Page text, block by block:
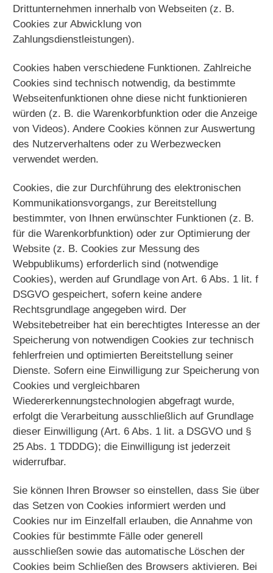
Drittunternehmen innerhalb von Webseiten (z. B.
Cookies zur Abwicklung von
Zahlungsdienstleistungen).
Cookies haben verschiedene Funktionen. Zahlreiche
Cookies sind technisch notwendig, da bestimmte
Webseitenfunktionen ohne diese nicht funktionieren
würden (z. B. die Warenkorbfunktion oder die Anzeige
von Videos). Andere Cookies können zur Auswertung
des Nutzerverhaltens oder zu Werbezwecken
verwendet werden.
Cookies, die zur Durchführung des elektronischen
Kommunikationsvorgangs, zur Bereitstellung
bestimmter, von Ihnen erwünschter Funktionen (z. B.
für die Warenkorbfunktion) oder zur Optimierung der
Website (z. B. Cookies zur Messung des
Webpublikums) erforderlich sind (notwendige
Cookies), werden auf Grundlage von Art. 6 Abs. 1 lit. f
DSGVO gespeichert, sofern keine andere
Rechtsgrundlage angegeben wird. Der
Websitebetreiber hat ein berechtigtes Interesse an der
Speicherung von notwendigen Cookies zur technisch
fehlerfreien und optimierten Bereitstellung seiner
Dienste. Sofern eine Einwilligung zur Speicherung von
Cookies und vergleichbaren
Wiedererkennungstechnologien abgefragt wurde,
erfolgt die Verarbeitung ausschließlich auf Grundlage
dieser Einwilligung (Art. 6 Abs. 1 lit. a DSGVO und §
25 Abs. 1 TDDDG); die Einwilligung ist jederzeit
widerrufbar.
Sie können Ihren Browser so einstellen, dass Sie über
das Setzen von Cookies informiert werden und
Cookies nur im Einzelfall erlauben, die Annahme von
Cookies für bestimmte Fälle oder generell
ausschließen sowie das automatische Löschen der
Cookies beim Schließen des Browsers aktivieren. Bei